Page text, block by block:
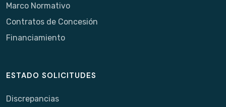
Marco Normativo
Contratos de Concesión
Financiamiento
ESTADO SOLICITUDES
Discrepancias